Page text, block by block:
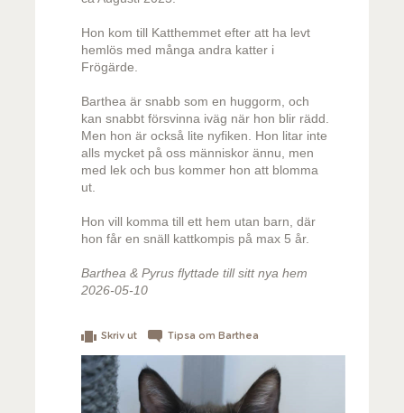
Hon kom till Katthemmet efter att ha levt
hemlös med många andra katter i
Frögärde.
Barthea är snabb som en huggorm, och
kan snabbt försvinna iväg när hon blir rädd.
Men hon är också lite nyfiken. Hon litar inte
alls mycket på oss människor ännu, men
med lek och bus kommer hon att blomma
ut.
Hon vill komma till ett hem utan barn, där
hon får en snäll kattkompis på max 5 år.
Barthea & Pyrus flyttade till sitt nya hem
2026-05-10
Skriv ut Tipsa om Barthea